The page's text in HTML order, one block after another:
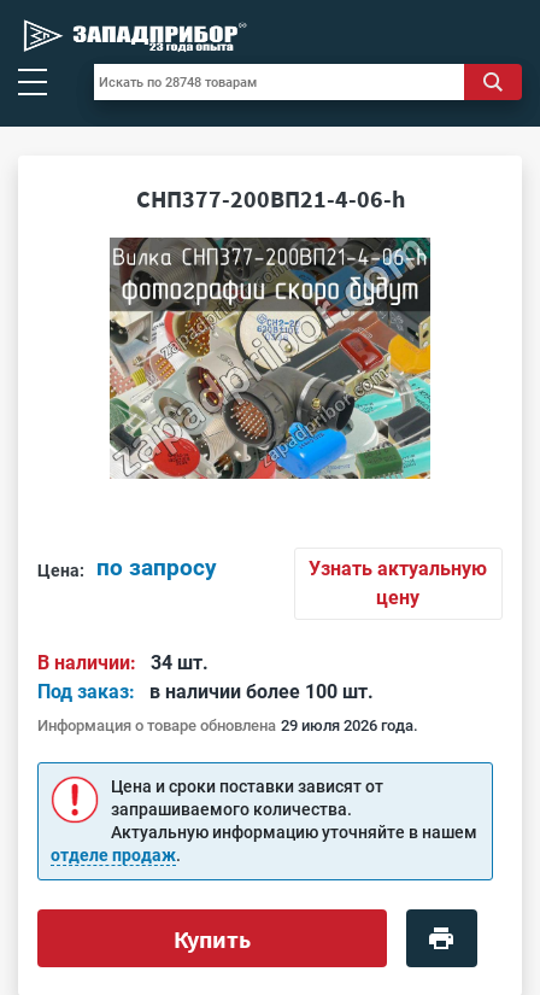
СНП377-200ВП21-4-06-h
Цена: по запросу
Узнать актуальную
цену
В наличии:
34 шт.
Под заказ:
в наличии более 100 шт.
Информация о товаре обновлена 29 июля 2026 года.
Цена и сроки поставки зависят от
запрашиваемого количества.
Актуальную информацию уточняйте в нашем
отделе продаж.
Купить